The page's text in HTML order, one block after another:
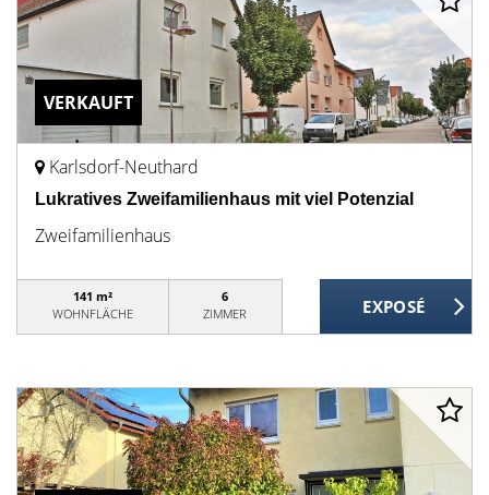
VERKAUFT
Karlsdorf-Neuthard
Lukratives Zweifamilienhaus mit viel Potenzial
Zweifamilienhaus
141 m²
WOHNFLÄCHE
6
ZIMMER